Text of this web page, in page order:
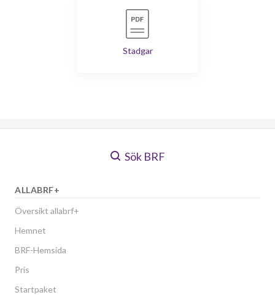
Stadgar
Sök BRF
ALLABRF+
Översikt allabrf+
Hemnet
BRF-Hemsida
Pris
Startpaket